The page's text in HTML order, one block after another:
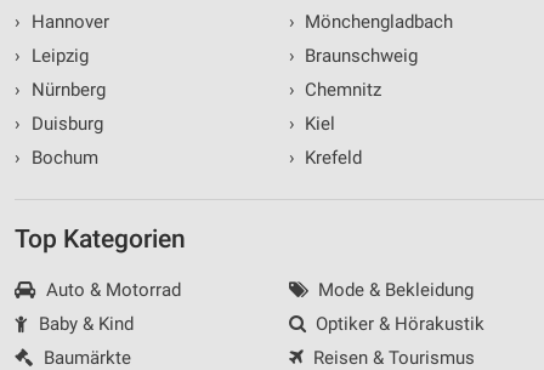
›
Hannover
›
Leipzig
›
Nürnberg
›
Duisburg
›
Bochum
› Mönchengladbach
› Braunschweig
› Chemnitz
› Kiel
› Krefeld
Top Kategorien
Auto & Motorrad
Baby & Kind
Baumärkte
Mode & Bekleidung
Optiker & Hörakustik
Reisen & Tourismus